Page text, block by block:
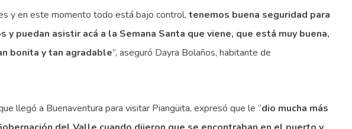
y en este momento todo está bajo control, tenemos buena seguridad para
puedan asistir acá a la Semana Santa que viene, que está muy buena,
bonita y tan agradable”, aseguró Dayra Bolaños, habitante de
llegó a Buenaventura para visitar Piangüita, expresó que le “dio mucha más